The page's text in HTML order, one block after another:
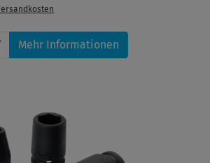
Mehr Informationen